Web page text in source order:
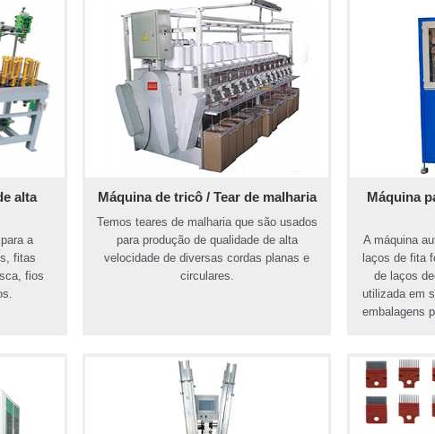
alta
a
fitas
fios
Máquina de tricô / Tear de malharia
Temos teares de malharia que são usados
para produção de qualidade de alta
velocidade de diversas cordas planas e
circulares.
Máquina
A máquina
laços de fita
de laços
utilizada em
embalagens